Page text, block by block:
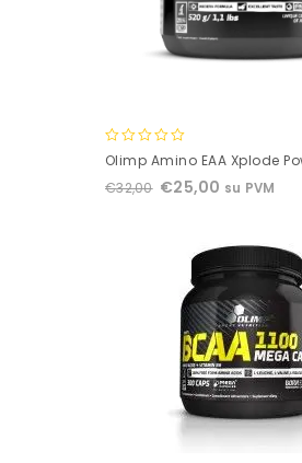
0
of
Olimp Amino EAA Xplode
€32,00 €25,00 su PVM